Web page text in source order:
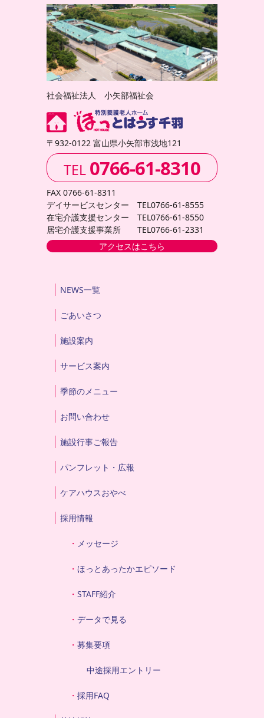
社会福祉法人 小矢部福祉会
〒932-0122 富山県小矢部市浅地121
TEL 0766-61-8310
FAX 0766-61-8311
デイサービスセンター TEL0766-61-8555
在宅介護支援センター TEL0766-61-8550
居宅介護支援事業所 TEL0766-61-2331
アクセスはこちら
NEWS一覧
ごあいさつ
施設案内
サービス案内
季節のメニュー
お問い合わせ
施設行事ご報告
パンフレット・広報
ケアハウスおやべ
採用情報
メッセージ
ほっとあったかエピソード
STAFF紹介
データで見る
募集要項
中途採用エントリー
採用FAQ